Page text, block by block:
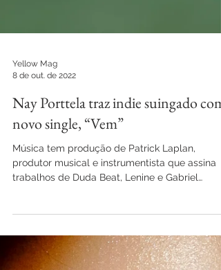
8 de out. de 2022
Nay Porttela traz indie suingado com
novo single, “Vem”
Música tem produção de Patrick Laplan,
Ventura....